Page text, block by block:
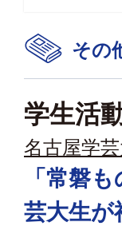
その
学生活
名古屋学
「常磐
芸大生が